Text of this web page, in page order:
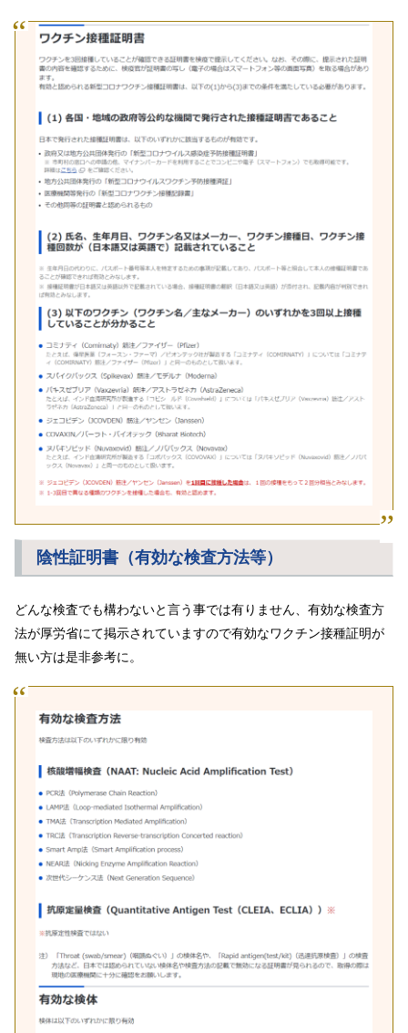
陰性証明書（有効な検査方法等）
どんな検査でも構わないと言う事では有りません、有効な検査方
法が厚労省にて掲示されていますので有効なワクチン接種証明が
無い方は是非参考に。